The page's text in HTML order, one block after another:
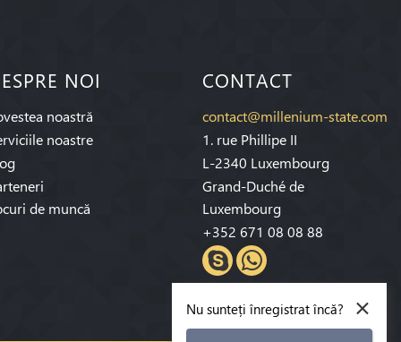
NOI
noastră
noastre
de muncă
CONTACT
contact@millenium-state.com
1. rue Phillipe II
L-2340 Luxembourg
Grand-Duché de
Luxembourg
+352 671 08 08 88
×
Nu sunteți înregistrat încă?